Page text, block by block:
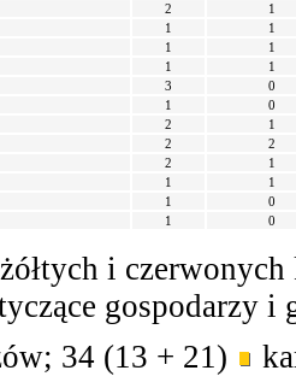
2
1
1
1
1
1
1
1
3
0
1
0
2
1
2
2
2
1
1
1
1
0
1 0
i
gospodarzy i
34 (13 + 21)